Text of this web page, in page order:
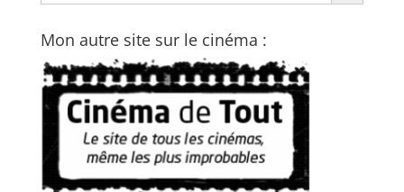
Mon autre site sur le cinéma :